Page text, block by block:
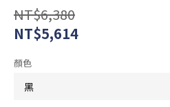
NT$6,380
NT$5,614
顏色